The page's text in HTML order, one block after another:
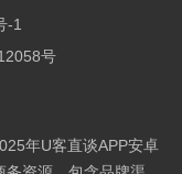
-1
号
年U客直谈APP安卓